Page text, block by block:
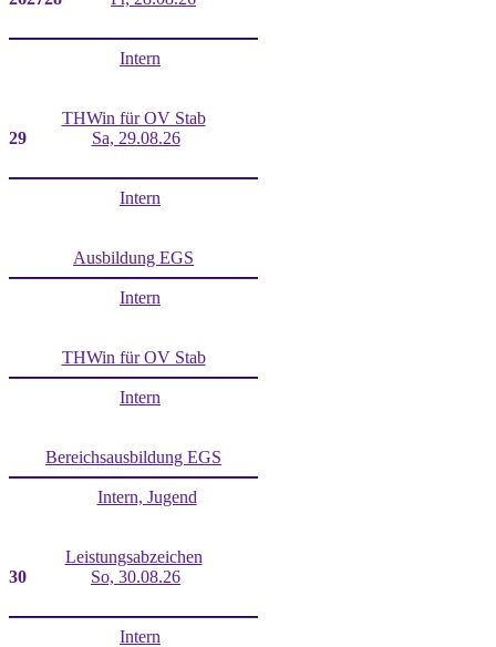
Intern
THWin für OV Stab
29
Sa, 29.08.26
Intern
Ausbildung EGS
Intern
THWin für OV Stab
Intern
Bereichsausbildung EGS
Intern, Jugend
Leistungsabzeichen
30
So, 30.08.26
Intern